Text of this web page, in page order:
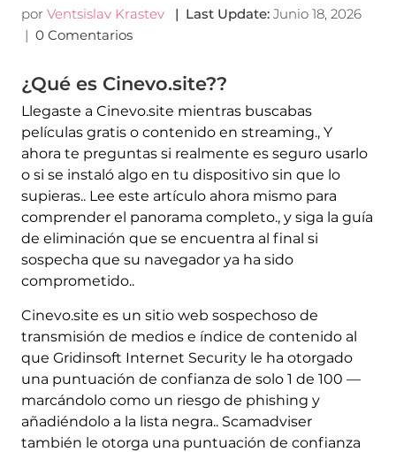
por Ventsislav Krastev | Last Update: Junio 18, 2026
| 0 Comentarios
¿Qué es Cinevo.site??
Llegaste a Cinevo.site mientras buscabas
películas gratis o contenido en streaming., Y
ahora te preguntas si realmente es seguro usarlo
o si se instaló algo en tu dispositivo sin que lo
supieras.. Lee este artículo ahora mismo para
comprender el panorama completo., y siga la guía
de eliminación que se encuentra al final si
sospecha que su navegador ya ha sido
comprometido..
Cinevo.site es un sitio web sospechoso de
transmisión de medios e índice de contenido al
que Gridinsoft Internet Security le ha otorgado
una puntuación de confianza de solo 1 de 100 —
marcándolo como un riesgo de phishing y
añadiéndolo a la lista negra.. Scamadviser
también le otorga una puntuación de confianza